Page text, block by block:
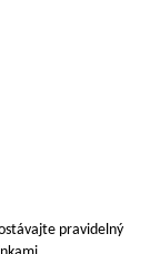
pravidelný